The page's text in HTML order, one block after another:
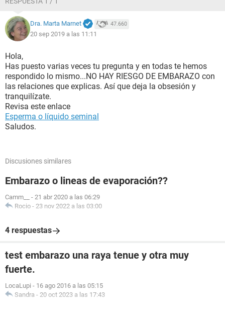
por último aclaró que andaba en mis días más fértiles es
decir que estaba en ovulación
Que riegos existe de que me embaracé aclarando que no
sexuales
Ayudenme estoy muy estresada se que es una pregunta
ilógica soy nueva en esto...
Dra. Marta Marnet 47.660
20 sep 2019 a las 11:11
Hola,
Has puesto varias veces tu pregunta y en todas te hemos
respondido lo mismo...NO HAY RIESGO DE EMBARAZO con
las relaciones que explicas. Así que deja la obsesión y
tranquilízate.
Revisa este enlace
Esperma o líquido seminal
Saludos.
Discusiones similares
Embarazo o lineas de evaporación??
Camm__ - 21 abr 2020 a las 06:29
Rocio - 23 nov 2022 a las 03:00
4 respuestas
test embarazo una raya tenue y otra muy
fuerte.
LocaLupi - 16 ago 2016 a las 05:15
Sandra - 20 oct 2023 a las 17:43